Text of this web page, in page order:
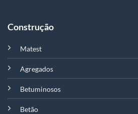
Construção
Matest
Agregados
Betuminosos
Betão